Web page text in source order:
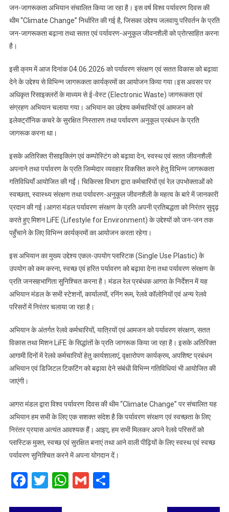
को
बढ़ावा
देने
आयोजित
जन-जागरूकता अभियान संचालित किया जा रहा है। इस वर्ष विश्व पर्यावरण दिवस की
थीम “Climate Change” निर्धारित की गई है, जिसका उद्देश्य जलवायु परिवर्तन के प्रति
जन-जागरूकता बढ़ाना तथा सतत एवं पर्यावरण-अनुकूल जीवनशैली को प्रोत्साहित करना
है।
इसी क्रम में आज दिनांक 04.06.2026 को पर्यावरण संरक्षण एवं सतत विकास को बढ़ावा
देने के उद्देश्य से विभिन्न जागरूकता कार्यक्रमों का आयोजन किया गया।इस अवसर पर
अधिकृत रिसाइक्लरों के माध्यम से ई-वेस्ट (Electronic Waste) जागरूकता एवं
संग्रहण अभियान चलाया गया। अभियान का उद्देश्य कर्मचारियों एवं आमजन को
इलेक्ट्रॉनिक कचरे के सुरक्षित निस्तारण तथा पर्यावरण अनुकूल प्रबंधन के प्रति
जागरूक करना था।
इसके अतिरिक्त रीसाइक्लिंग एवं कम्पोस्टिंग को बढ़ावा देन, स्वस्थ एवं सतत जीवनशैली
अपनाने तथा पर्यावरण के प्रति जिम्मेदार व्यवहार विकसित करने हेतु विभिन्न जागरूकता
गतिविधियाँ आयोजित की गईं। चिकित्सा विभाग द्वारा कर्मचारियों एवं रेल उपभोक्ताओं को
स्वच्छता, स्वास्थ्य संरक्षण तथा पर्यावरण-अनुकूल जीवनशैली के महत्व के बारे में जानकारी
प्रदान की गई।आगरा मंडल पर्यावरण संरक्षण के प्रति अपनी प्रतिबद्धता को निरंतर सुदृढ़
करते हुए मिशन LiFE (Lifestyle for Environment) के उद्देश्यों को जन-जन तक
पहुँचाने के लिए विभिन्न कार्यक्रमों का आयोजन करता रहेगा।
इस अभियान का मुख्य उद्देश्य एकल-उपयोग प्लास्टिक (Single Use Plastic) के
उपयोग को कम करना, स्वच्छ एवं हरित पर्यावरण को बढ़ावा देना तथा पर्यावरण संरक्षण के
प्रति जनसहभागिता सुनिश्चित करना है। मंडल रेल प्रबंधक आगरा के निर्देशन में यह
अभियान मंडल के सभी स्टेशनों, कार्यालयों, रनिंग रूम, रेलवे कॉलोनियों एवं अन्य रेलवे
परिसरों में निरंतर चलाया जा रहा है।
अभियान के अंतर्गत रेलवे कर्मचारियों, यात्रियों एवं आमजन को पर्यावरण संरक्षण, सतत
विकास तथा मिशन LiFE के सिद्धांतों के प्रति जागरूक किया जा रहा है। इसके अतिरिक्त
आगामी दिनों में रेलवे कर्मचारियों हेतु कार्यशालाएं, वृक्षारोपण कार्यक्रम, अपशिष्ट प्रबंधन
अभियान एवं डिजिटल टिकटिंग को बढ़ावा देने संबंधी विभिन्न गतिविधियां भी आयोजित की
जाएंगी।
आगरा मंडल द्वारा विश्व पर्यावरण दिवस की थीम “Climate Change” पर संचालित यह
अभियान हम सभी के लिए एक सशक्त संदेश है कि पर्यावरण संरक्षण एवं स्वच्छता के लिए
निरंतर प्रयास अत्यंत आवश्यक हैं। आइए, हम सभी मिलकर अपने रेलवे परिसरों को
प्लास्टिक मुक्त, स्वच्छ एवं सुरक्षित बनाएं तथा आने वाली पीढ़ियों के लिए स्वस्थ एवं स्वच्छ
पर्यावरण सुनिश्चित करने में अपना योगदान दें।
Facebook
Twitter
WhatsApp
GmailShare